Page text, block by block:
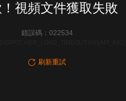
視頻文件獲取失敗
錯誤碼：022534
刷新重試